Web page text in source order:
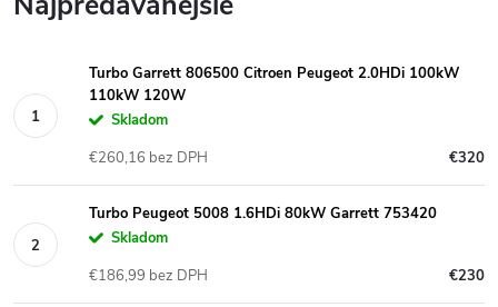
Turbo Garrett 806500 Citroen Peugeot 2.0HDi 100kW
110kW 120W
Skladom
€320
€260,16 bez DPH
Turbo Peugeot 5008 1.6HDi 80kW Garrett 753420
Skladom
€230
€186,99 bez DPH